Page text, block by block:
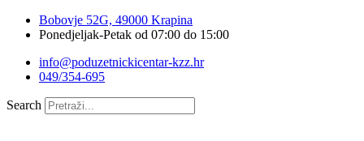
Bobovje 52G, 49000 Krapina
Ponedjeljak-Petak od 07:00 do 15:00
info@poduzetnickicentar-kzz.hr
049/354-695
Search